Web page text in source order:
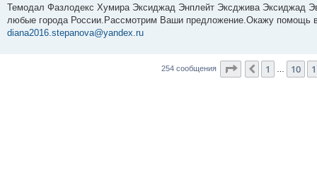
Темодал Фазлодекс Хумира Эксиджад Энплейт Эксджива Эксиджад
любые города России.Рассмотрим Ваши предложение.Окажу помощь
diana2016.stepanova@yandex.ru
254 сообщения Страница 12из
Пред.
1 10